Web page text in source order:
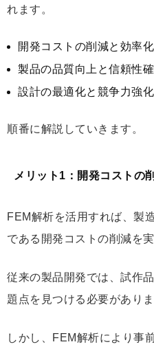
れます。
開発コストの削減と効率化
製品の品質向上と信頼性
設計の最適化と競争力強化
順番に解説していきます。
メリット1：開発コストの
FEM解析を活用すれば、製
である開発コストの削減を実
従来の製品開発では、試作
題点を見つける必要がありま
しかし、FEM解析により事